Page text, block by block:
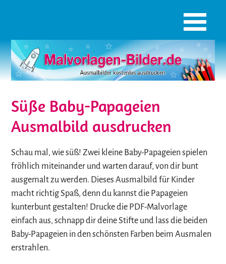
Süße Baby-Papageien
Ausmalbild ausdrucken
Schau mal, wie süß! Zwei kleine Baby-Papageien spielen
fröhlich miteinander und warten darauf, von dir bunt
ausgemalt zu werden. Dieses Ausmalbild für Kinder
macht richtig Spaß, denn du kannst die Papageien
kunterbunt gestalten! Drucke die PDF-Malvorlage
einfach aus, schnapp dir deine Stifte und lass die beiden
Baby-Papageien in den schönsten Farben beim Ausmalen
erstrahlen.